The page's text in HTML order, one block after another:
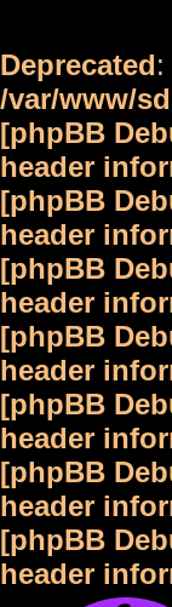
Deprecated
/var/www/
[phpBB
header
[phpBB
header
[phpBB
header
[phpBB
header
[phpBB
header
[phpBB
header
[phpBB
header